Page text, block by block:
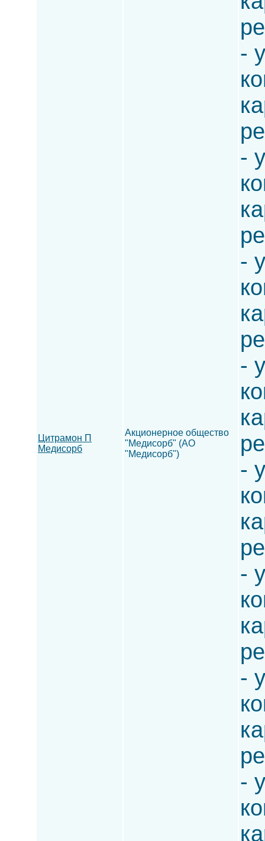
Цитрамон П
Медисорб
Акционерное общество
"Медисорб" (АО
"Медисорб")
-
-
-
-
-
-
-
-